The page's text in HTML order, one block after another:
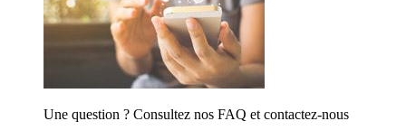
Une question ? Consultez nos FAQ et contactez-nous